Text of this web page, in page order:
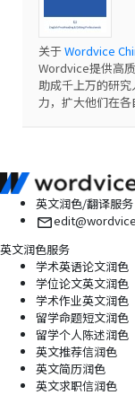
关于Wordvice
Wordvice提供高
助成千上万的研
力，扩大他们在各
英文润色/翻译服
英文润色服务
学术英语论文润色
学位论文英文润色
学术作业英文润色
留学命题短文润色
留学个人陈述润色
英文推荐信润色
英文简历润色
英文求职信润色